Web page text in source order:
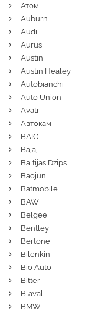
Атом
Auburn
Audi
Aurus
Austin
Austin Healey
Autobianchi
Auto Union
Avatr
Автокам
BAIC
Bajaj
Baltijas Dzips
Baojun
Batmobile
BAW
Belgee
Bentley
Bertone
Bilenkin
Bio Auto
Bitter
Blaval
BMW